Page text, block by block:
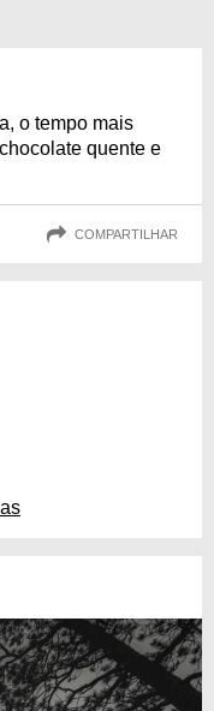
o tempo mais
quente e
COMPARTILHAR